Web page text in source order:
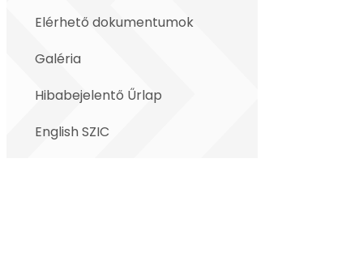
Elérhető dokumentumok
Galéria
Hibabejelentő Űrlap
English SZIC